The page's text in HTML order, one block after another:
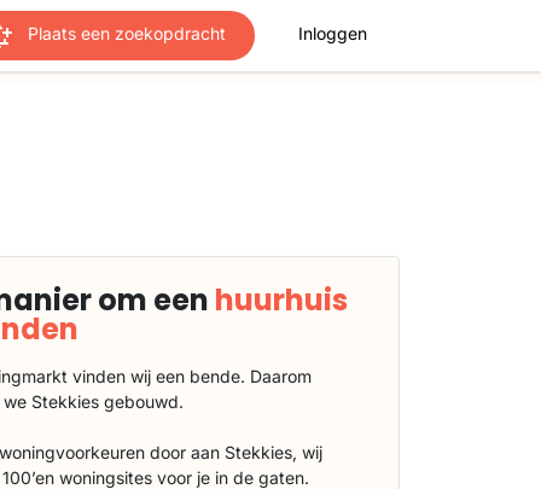
Plaats een zoekopdracht Inloggen
om een huurhuis
vinden wij een bende. Daarom
Stekkies gebouwd.
door aan Stekkies, wij
woningsites voor je in de gaten.